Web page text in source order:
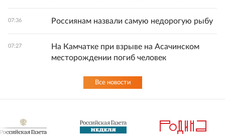
07:36 Россиянам назвали самую недорогую рыбу
07:27
На Камчатке при взрыве на Асачинском
месторождении погиб человек
Все новости